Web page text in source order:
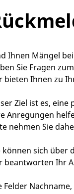
Ihnen Mängel
Sie Fragen
bieten Ihnen zu
Ziel ist es, eine
Anregungen
nehmen Sie
können sich über
beantworten Ihr
Felder